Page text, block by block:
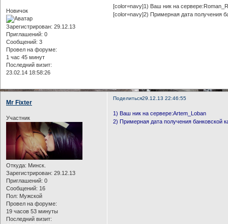
Новичок
Зарегистрирован: 29.12.13
Приглашений: 0
Сообщений: 3
Провел на форуме:
1 час 45 минут
Последний визит:
23.02.14 18:58:26
[color=navy]1) Ваш ник на
[color=navy]2) Примерная дата получения
Поделиться29.12.13 22:46:55
Mr Fixter
Участник
Откуда: Минск.
Зарегистрирован: 29.12.13
Приглашений: 0
Сообщений: 16
Пол: Мужской
Провел на форуме:
19 часов 53 минуты
Последний визит:
1) Ваш ник на сервере:Artem_Loban
2) Примерная дата получения банковской